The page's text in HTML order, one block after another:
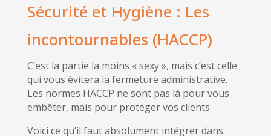
Sécurité et Hygiène : Les
incontournables (HACCP)
C’est la partie la moins « sexy », mais c’est celle
qui vous évitera la fermeture administrative.
Les normes HACCP ne sont pas là pour vous
embêter, mais pour protéger vos clients.
Voici ce qu’il faut absolument intégrer dans